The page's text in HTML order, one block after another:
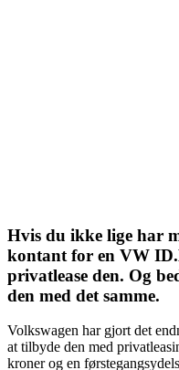
Hvis du ikke lige har
kontant for en VW
privatlease den. Og
den med det samme.
Volkswagen har gjort det
at tilbyde den med
kroner og en